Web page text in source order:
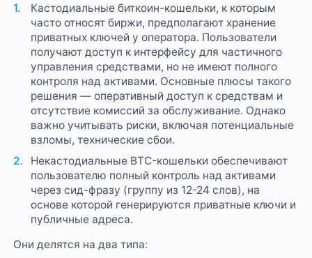
Кастодиальные биткоин-кошельки, к которым
часто относят биржи, предполагают хранение
приватных ключей у оператора. Пользователи
получают доступ к интерфейсу для частичного
управления средствами, но не имеют полного
контроля над активами. Основные плюсы такого
решения — оперативный доступ к средствам и
отсутствие комиссий за обслуживание. Однако
важно учитывать риски, включая потенциальные
взломы, технические сбои.
Некастодиальные BTC-кошельки обеспечивают
пользователю полный контроль над активами
через сид-фразу (группу из 12-24 слов), на
основе которой генерируются приватные ключи и
публичные адреса.
Они делятся на два типа: